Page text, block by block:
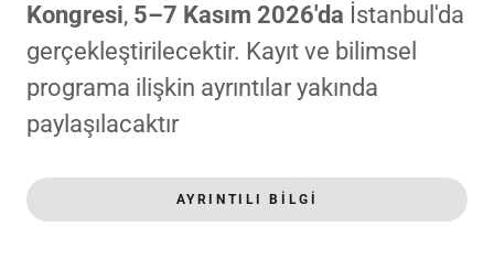
Kongresi, 5–7 Kasım 2026'da İstanbul'da
gerçekleştirilecektir. Kayıt ve bilimsel
programa ilişkin ayrıntılar yakında
paylaşılacaktır
AYRINTILI BILGI